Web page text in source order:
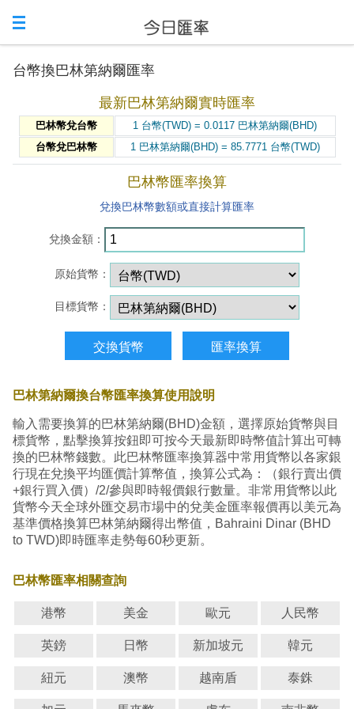
台幣換巴林第納爾匯率
最新巴林第納爾實時匯率
巴林幣兌台幣
1 台幣(TWD) = 0.0117 巴林第納爾(BHD)
台幣兌巴林幣
1 巴林第納爾(BHD) = 85.7771 台幣(TWD)
巴林幣匯率換算
兌換巴林幣數額或直接計算匯率
兌換金額：
原始貨幣：
目標貨幣：
巴林第納爾換台幣匯率換算使用說明
輸入需要換算的巴林第納爾(BHD)金額，選擇原始貨幣與目
標貨幣，點擊換算按鈕即可按今天最新即時幣值計算出可轉
換的巴林幣錢數。此巴林幣匯率換算器中常用貨幣以各家銀
行現在兌換平均匯價計算幣值，換算公式為：（銀行賣出價
+銀行買入價）/2/參與即時報價銀行數量。非常用貨幣以此
貨幣今天全球外匯交易市場中的兌美金匯率報價再以美元為
基準價格換算巴林第納爾得出幣值，Bahraini Dinar (BHD
to TWD)即時匯率走勢每60秒更新。
巴林幣匯率相關查詢
港幣 美金 歐元 人民幣
英鎊 日幣 新加坡元 韓元
紐元 澳幣 越南盾 泰銖